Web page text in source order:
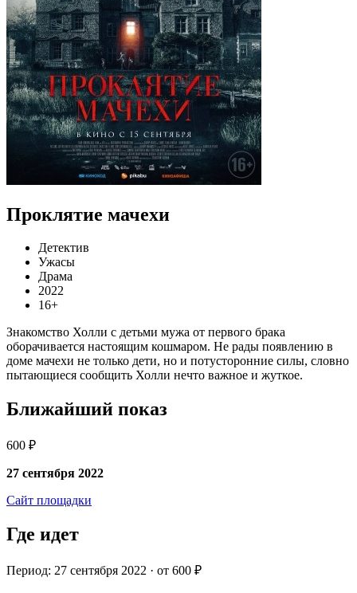
Проклятие мачехи
Детектив
Ужасы
Драма
2022
16+
Знакомство Холли с детьми мужа от первого брака
оборачивается настоящим кошмаром. Не рады появлению в
доме мачехи не только дети, но и потусторонние силы, словно
пытающиеся сообщить Холли нечто важное и жуткое.
Ближайший показ
600 ₽
27 сентября 2022
Сайт площадки
Где идет
Период: 27 сентября 2022 · от 600 ₽